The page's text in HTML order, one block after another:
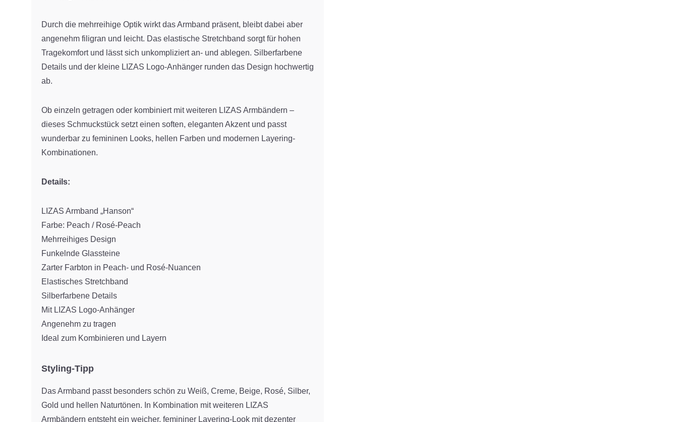
Durch die mehrreihige Optik wirkt das Armband präsent, bleibt dabei aber
angenehm filigran und leicht. Das elastische Stretchband sorgt für hohen
Tragekomfort und lässt sich unkompliziert an- und ablegen. Silberfarbene
Details und der kleine LIZAS Logo-Anhänger runden das Design hochwertig
ab.
Ob einzeln getragen oder kombiniert mit weiteren LIZAS Armbändern –
dieses Schmuckstück setzt einen soften, eleganten Akzent und passt
wunderbar zu femininen Looks, hellen Farben und modernen Layering-
Kombinationen.
Details:
LIZAS Armband „Hanson“
Farbe: Peach / Rosé-Peach
Mehrreihiges Design
Funkelnde Glassteine
Zarter Farbton in Peach- und Rosé-Nuancen
Elastisches Stretchband
Silberfarbene Details
Mit LIZAS Logo-Anhänger
Angenehm zu tragen
Ideal zum Kombinieren und Layern
Styling-Tipp
Das Armband passt besonders schön zu Weiß, Creme, Beige, Rosé, Silber,
Gold und hellen Naturtönen. In Kombination mit weiteren LIZAS
Armbändern entsteht ein weicher, femininer Layering-Look mit dezenter